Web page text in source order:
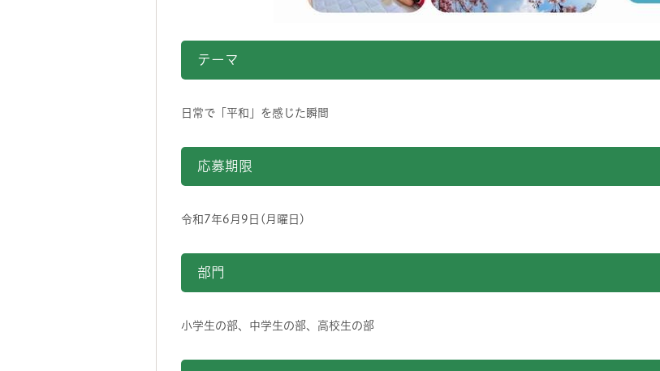
テーマ
日常で「平和」を感じた瞬間
応募期限
令和7年6月9日(月曜日)
部門
小学生の部、中学生の部、高校生の部